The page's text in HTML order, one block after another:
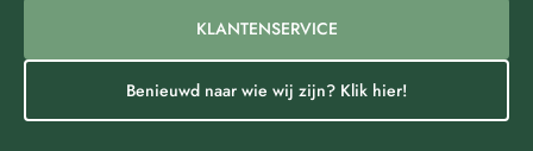
KLANTENSERVICE
Benieuwd naar wie wij zijn? Klik hier!